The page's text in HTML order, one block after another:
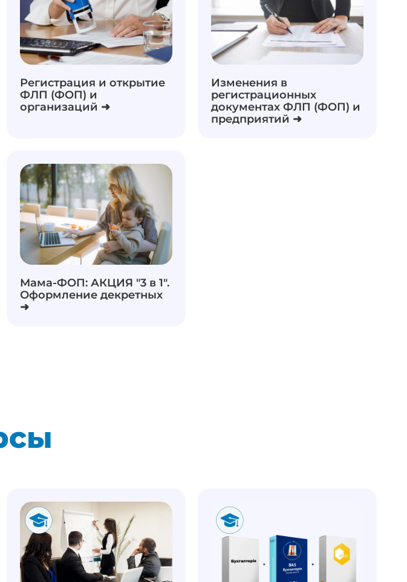
Регистрация и открытие
ФЛП (ФОП) и
организаций ➜
Изменения в
регистрационных
документах ФЛП (ФОП) и
предприятий ➜
Мама-ФОП: АКЦИЯ "3 в 1".
Оформление декретных
➜